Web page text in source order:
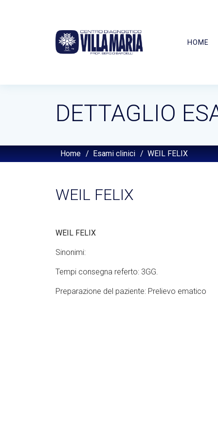
HOME
DETTAGLIO
Home / Esami clinici / WEIL FELIX
WEIL FELIX
WEIL FELIX
Sinonimi:
Tempi consegna referto: 3GG.
Preparazione del paziente: Prelievo ematico